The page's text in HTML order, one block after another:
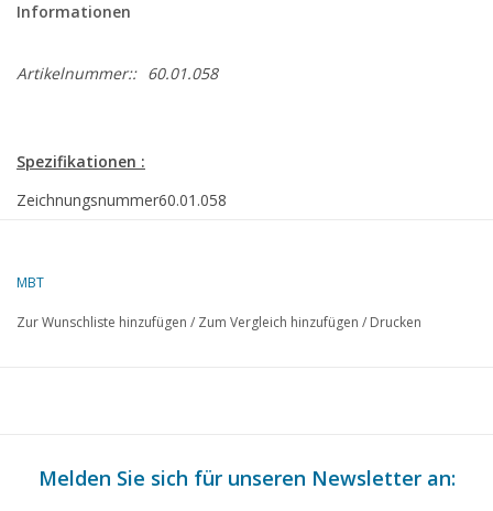
Informationen
Artikelnummer:: 60.01.058
Spezifikationen :
Zeichnungsnummer60.01.058
Beschreibung
Qualität
detaillierte digitale Modellbauzeichnungen
Anzahl Blätter A0
0
MBT
Zur Wunschliste hinzufügen / Zum Vergleich hinzufügen / Drucken
Melden Sie sich für unseren Newsletter an: